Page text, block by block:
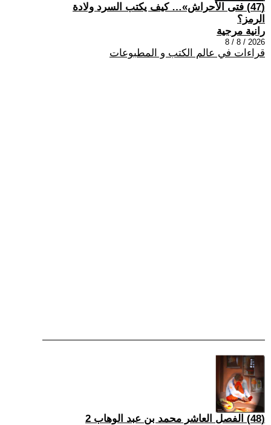
(47) فتى الأحراش»… كيف يكتب السرد ولادة
الرمز؟
رانية مرجية
2026 / 8 / 8
قراءات في عالم الكتب و المطبوعات
(48) الفصل العاشر محمد بن عبد الوهاب 2